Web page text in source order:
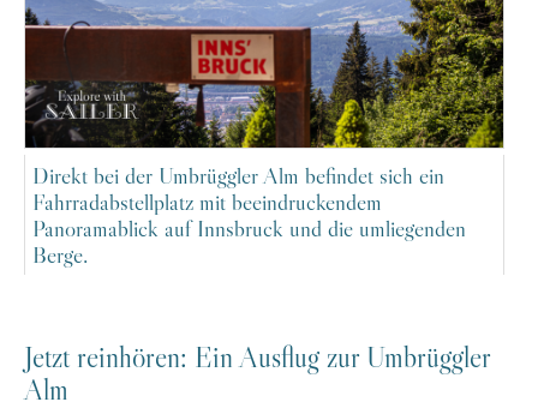
Direkt bei der Umbrüggler Alm befindet sich ein
Fahrradabstellplatz mit beeindruckendem
Panoramablick auf Innsbruck und die umliegenden
Berge.
Jetzt reinhören: Ein Ausflug zur Umbrüggler
Alm